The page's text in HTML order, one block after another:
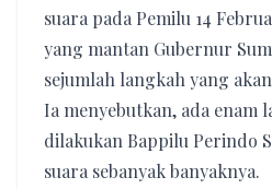
suara pada Pemilu 14
yang mantan Gubernur
sejumlah langkah yang
Ia menyebutkan, ada enam
dilakukan Bappilu Perindo
suara sebanyak banyaknya.